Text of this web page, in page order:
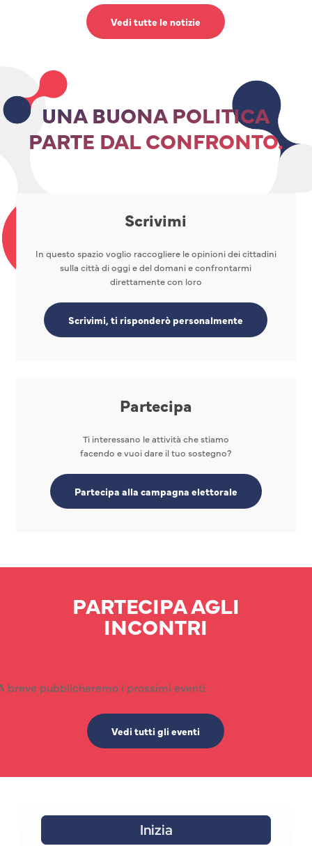
Vedi tutte le notizie
UNA BUONA POLITICA
PARTE DAL CONFRONTO.
Scrivimi
In questo spazio voglio raccogliere le opinioni dei cittadini
sulla città di oggi e del domani e confrontarmi
direttamente con loro
Scrivimi, ti risponderò personalmente
Partecipa
Ti interessano le attività che stiamo
facendo e vuoi dare il tuo sostegno?
Partecipa alla campagna elettorale
PARTECIPA AGLI
INCONTRI
breve pubblicheremo i prossimi eventi
Vedi tutti gli eventi